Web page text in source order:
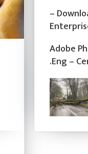
–
Adobe
.Eng –